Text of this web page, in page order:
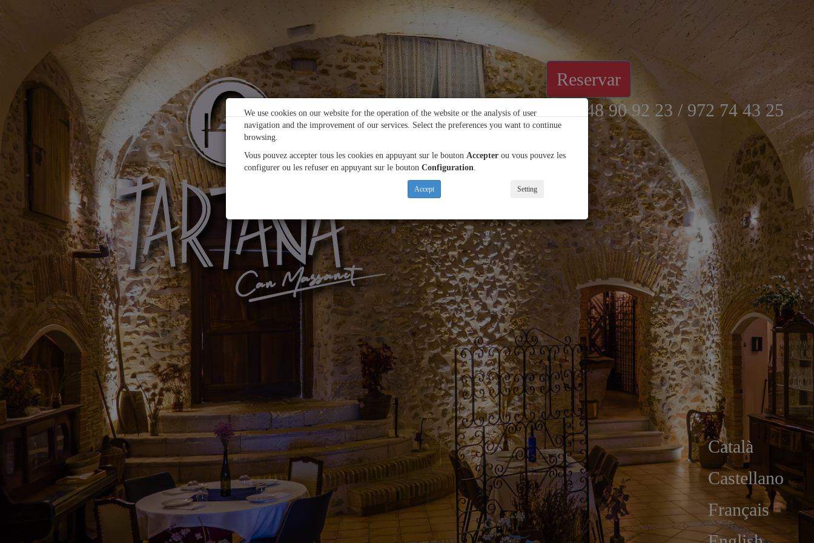
Reservar
tlf.: 648 90 92 23 / 972 74 43 25
Català
Castellano
Français
We use cookies on our website for the operation of the website or the analysis of user
navigation and the improvement of our services. Select the preferences you want to continue
browsing.
Vous pouvez accepter tous les cookies en appuyant sur le bouton Accepter ou vous pouvez les
configurer ou les refuser en appuyant sur le bouton Configuration.
Accept Setting